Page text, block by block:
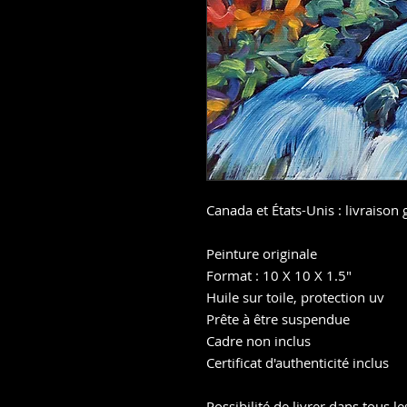
Canada et États-Unis : livraison
Peinture originale
Format : 10 X 10 X 1.5"
Huile sur toile, protection uv
Prête à être suspendue
Cadre non inclus
Certificat d'authenticité inclus